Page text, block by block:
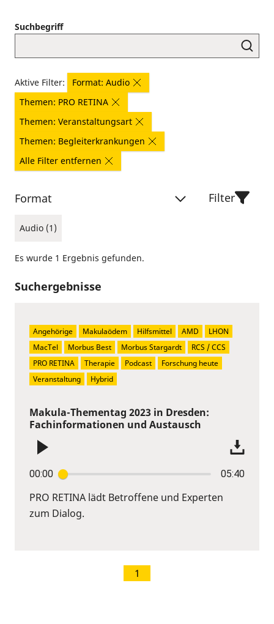
Suchbegriff
Aktive Filter:
Format: Audio
Themen: PRO RETINA
Themen: Veranstaltungsart
Themen: Begleiterkrankungen
Alle Filter entfernen
Format
Audio (1)
Filter
Es wurde 1 Ergebnis gefunden.
Suchergebnisse
Makula-Thementag 2023 in Dresden:
Fachinformationen und Austausch
00:00 05:40
PRO RETINA lädt Betroffene und Experten
zum Dialog.
Angehörige Makulaödem Hilfsmittel AMD
LHON
MacTel
Morbus Best Morbus Stargardt
RCS / CCS
PRO RETINA
Therapie Podcast
Forschung heute
Veranstaltung
Hybrid
1